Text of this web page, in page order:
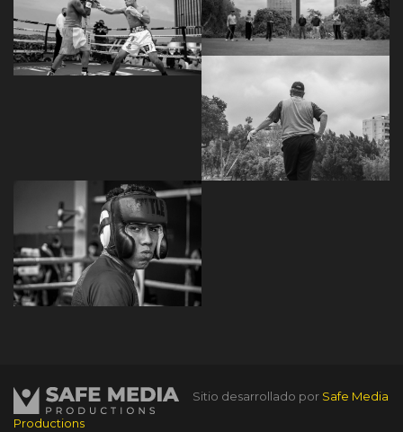
Sitio desarrollado por Safe Media
Productions